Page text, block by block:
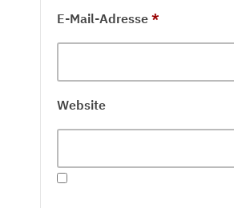
E-Mail-Adresse *
Website